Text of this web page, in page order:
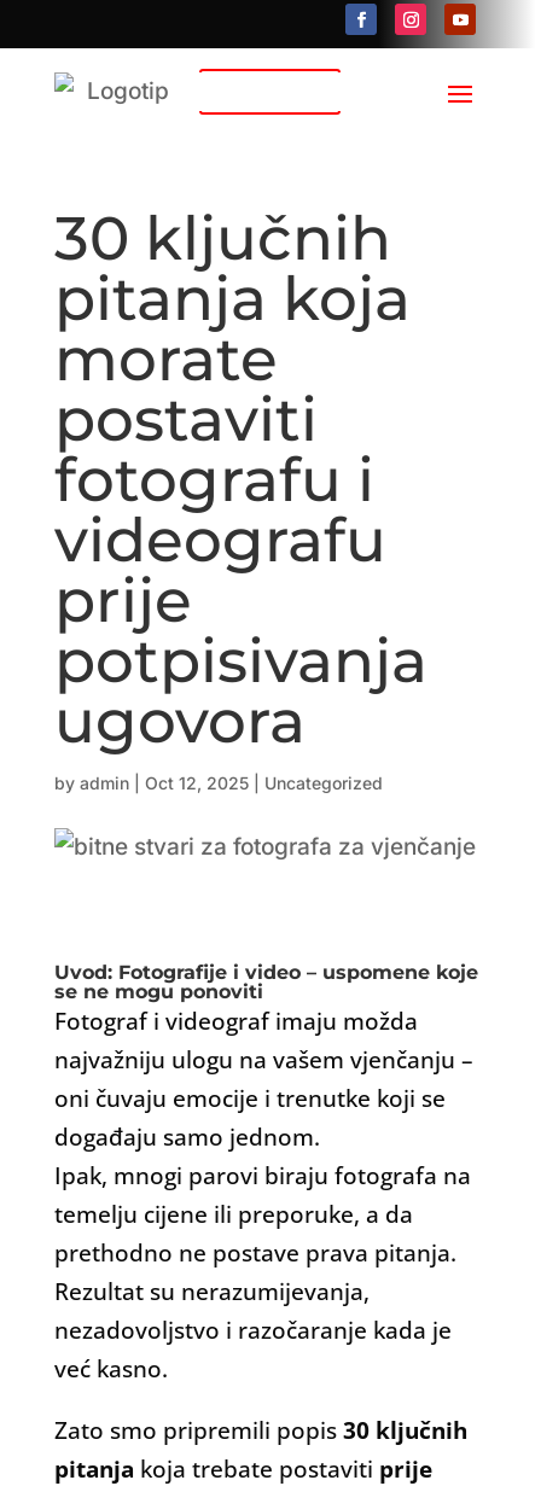
30 ključnih
pitanja koja
morate
postaviti
fotografu i
videografu
prije
potpisivanja
ugovora
by admin| Oct 12, 2025| Uncategorized
Uvod: Fotografije i video – uspomene koje
se ne mogu ponoviti
Fotograf i videograf imaju možda
najvažniju ulogu na vašem vjenčanju –
oni čuvaju emocije i trenutke koji se
događaju samo jednom.
Ipak, mnogi parovi biraju fotografa na
temelju cijene ili preporuke, a da
prethodno ne postave prava pitanja.
Rezultat su nerazumijevanja,
nezadovoljstvo i razočaranje kada je
već kasno.
Zato smo pripremili popis30 ključnih
pitanja koja trebate postaviti prije